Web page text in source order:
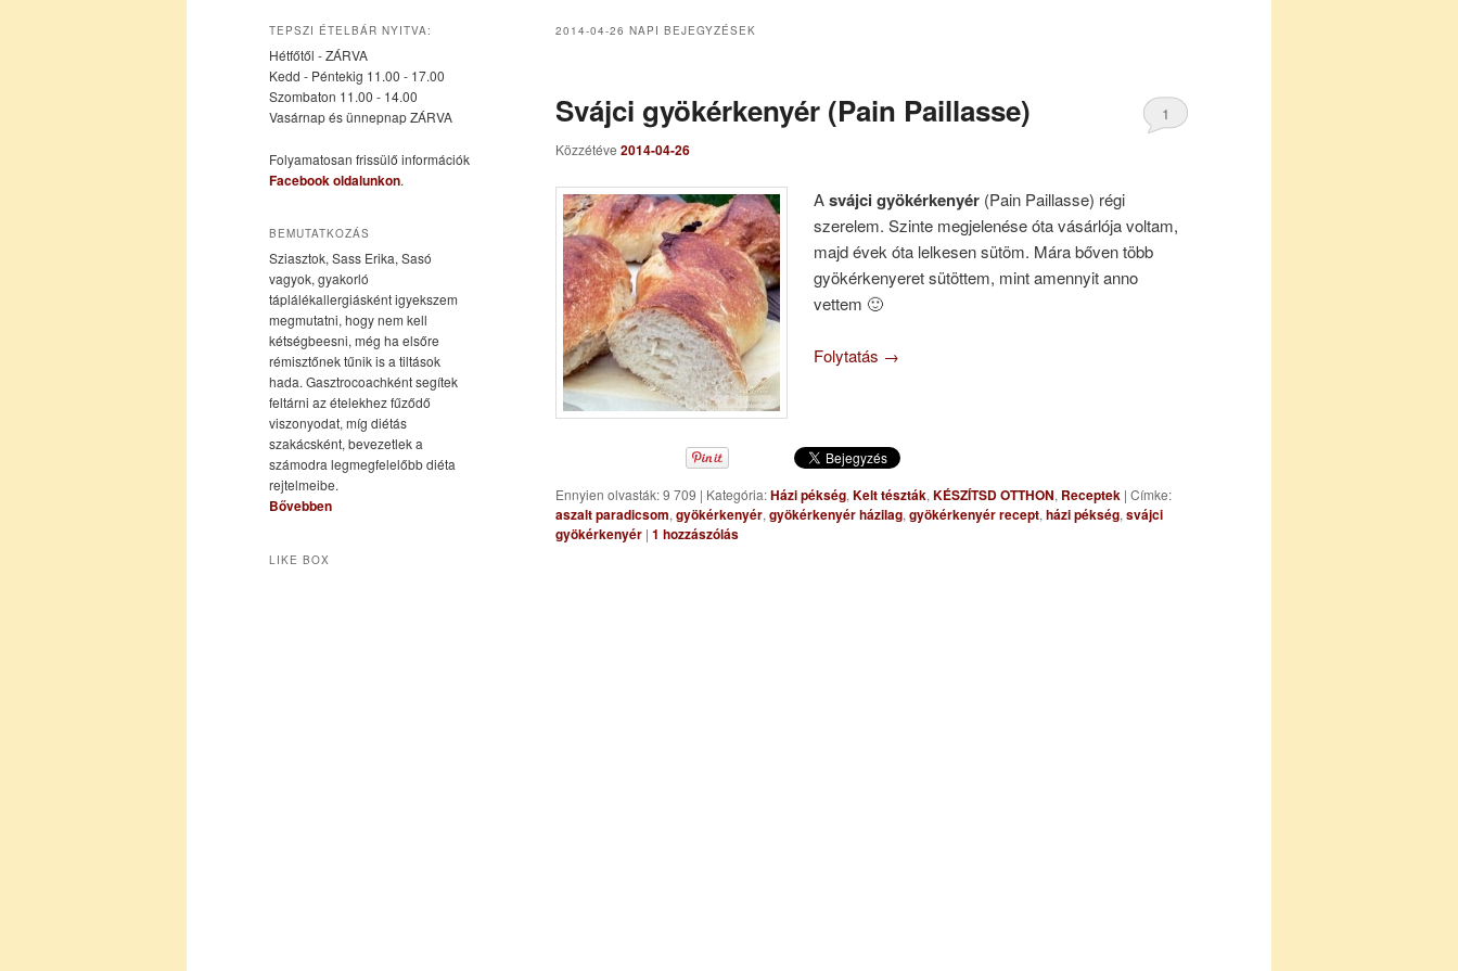
elsődleges
tartalomra
másodlagos
tartalomra
2014-04-26 NAPI BEJEGYZÉSEK
Svájci gyökérkenyér (Pain Paillasse)
Közzétéve 2014-04-26
1
Asvájci gyökérkenyér (Pain Paillasse) régi
szerelem. Szinte megjelenése óta vásárlója voltam,
majd évek óta lelkesen sütöm. Mára bőven több
gyökérkenyeret sütöttem, mint amennyit anno
vettem 🙂
Folytatás →
Ennyien olvasták: 9 709 | Kategória:Házi pékség, Kelt tészták, KÉSZÍTSD OTTHON, Receptek | Címke:
aszalt paradicsom, gyökérkenyér, gyökérkenyér házilag, gyökérkenyér recept, házi pékség, svájci
gyökérkenyér | 1 hozzászólás
TEPSZI ÉTELBÁR NYITVA:
Hétfőtől - ZÁRVA
Kedd - Péntekig 11.00 - 17.00
Szombaton 11.00 - 14.00
Vasárnap és ünnepnap ZÁRVA
Folyamatosan frissülő információk
Facebook oldalunkon.
BEMUTATKOZÁS
Sziasztok, Sass Erika, Sasó
vagyok, gyakorló
táplálékallergiásként igyekszem
megmutatni, hogy nem kell
kétségbeesni, még ha elsőre
rémisztőnek tűnik is a tiltások
hada. Gasztrocoachként segítek
feltárni az ételekhez fűződő
viszonyodat, míg diétás
szakácsként, bevezetlek a
számodra legmegfelelőbb diéta
rejtelmeibe.
Bővebben
LIKE BOX